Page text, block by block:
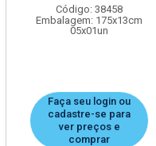
Código: 38458
Embalagem: 175x13cm
05x01un
Faça seu login ou
cadastre-se para
ver preços e
comprar